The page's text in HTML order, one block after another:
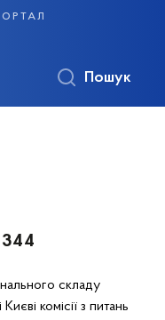
Пошук
складу
комісії з питань